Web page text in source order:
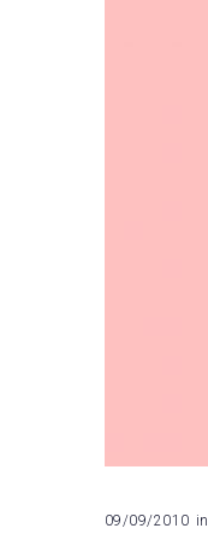
09/09/2010 in